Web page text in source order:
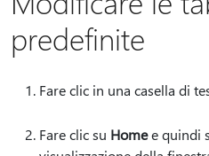
predefinite
Fare clic in una casella di
Fare clic su Homee quindi